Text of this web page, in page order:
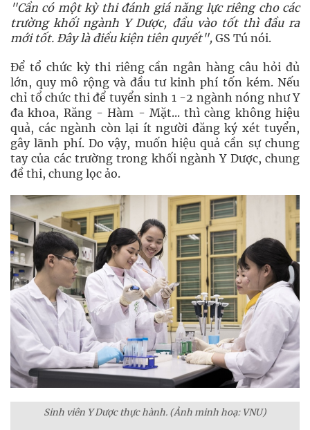
"Cần có một kỳ thi đánh giá năng lực riêng cho các
trường khối ngành Y Dược, đầu vào tốt thì đầu ra
mới tốt. Đây là điều kiện tiên quyết", GS Tú nói.
Để tổ chức kỳ thi riêng cần ngân hàng câu hỏi đủ
lớn, quy mô rộng và đầu tư kinh phí tốn kém. Nếu
chỉ tổ chức thi để tuyển sinh 1 -2 ngành nóng như Y
đa khoa, Răng - Hàm - Mặt... thì càng không hiệu
quả, các ngành còn lại ít người đăng ký xét tuyển,
gây lãnh phí. Do vậy, muốn hiệu quả cần sự chung
tay của các trường trong khối ngành Y Dược, chung
đề thi, chung lọc ảo.
Sinh viên Y Dược thực hành. (Ảnh minh hoạ: VNU)